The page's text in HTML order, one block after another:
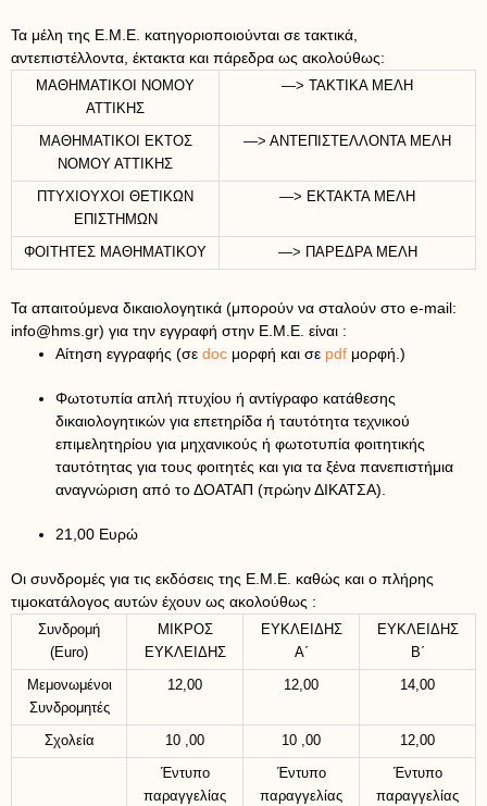
Τα μέλη της Ε.Μ.Ε. κατηγοριοποιούνται σε τακτικά,
αντεπιστέλλοντα, έκτακτα και πάρεδρα ως ακολούθως:
ΜΑΘΗΜΑΤΙΚΟΙ ΝΟΜΟΥ
ΑΤΤΙΚΗΣ
—> ΤΑΚΤΙΚΑ ΜΕΛΗ
ΜΑΘΗΜΑΤΙΚΟΙ ΕΚΤΟΣ
ΝΟΜΟΥ ΑΤΤΙΚΗΣ
—> ΑΝΤΕΠΙΣΤΕΛΛΟΝΤΑ ΜΕΛΗ
ΠΤΥΧΙΟΥΧΟΙ ΘΕΤΙΚΩΝ
ΕΠΙΣΤΗΜΩΝ
—> ΕΚΤΑΚΤΑ ΜΕΛΗ
ΦΟΙΤΗΤΕΣ ΜΑΘΗΜΑΤΙΚΟΥ —> ΠΑΡΕΔΡΑ ΜΕΛΗ
Τα απαιτούμενα δικαιολογητικά (μπορούν να σταλούν στο e-mail:
info@hms.gr) για την εγγραφή στην Ε.Μ.Ε. είναι :
Αίτηση εγγραφής (σε doc μορφή και σε pdf μορφή.)
Φωτοτυπία απλή πτυχίου ή αντίγραφο κατάθεσης
δικαιολογητικών για επετηρίδα ή ταυτότητα τεχνικού
επιμελητηρίου για μηχανικούς ή φωτοτυπία φοιτητικής
ταυτότητας για τους φοιτητές και για τα ξένα πανεπιστήμια
αναγνώριση από το ΔΟΑΤΑΠ (πρώην ΔΙΚΑΤΣΑ).
21,00 Ευρώ
Οι συνδρομές για τις εκδόσεις της Ε.Μ.Ε. καθώς και ο πλήρης
τιμοκατάλογος αυτών έχουν ως ακολούθως :
Συνδρομή
(Euro)
ΜΙΚΡΟΣ
ΕΥΚΛΕΙΔΗΣ
ΕΥΚΛΕΙΔΗΣ
Α΄
ΕΥΚΛΕΙΔΗΣ
Β΄
Μεμονωμένοι
Συνδρομητές
12,00 12,00 14,00
Σχολεία 10 ,00 10 ,00 12,00
Έντυπο
παραγγελίας
Έντυπο
παραγγελίας
Έντυπο
παραγγελίας